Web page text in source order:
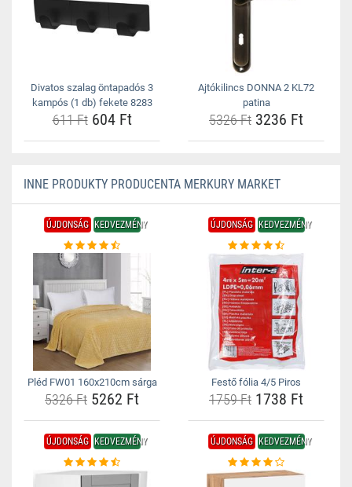
Divatos szalag öntapadós 3
kampós (1 db) fekete 8283
611 Ft604 Ft
Ajtókilincs DONNA 2 KL72
patina
5326 Ft 3236 Ft
INNE PRODUKTY PRODUCENTA MERKURY MARKET
ÚJDONSÁG KEDVEZMÉNY
Pléd FW01 160x210cm sárga
5326 Ft 5262 Ft
ÚJDONSÁG KEDVEZMÉNY
Festő fólia 4/5 Piros
1759 Ft 1738 Ft
ÚJDONSÁG KEDVEZMÉNY ÚJDONSÁG KEDVEZMÉNY